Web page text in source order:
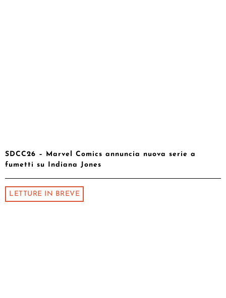
SDCC26 – Marvel Comics annuncia nuova serie a
fumetti su Indiana Jones
LETTURE IN BREVE